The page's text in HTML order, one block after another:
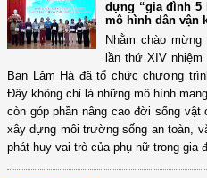
dựng “gia đình 5
mô hình dân vận
Nhằm chào
lần thứ XIV
Ban Lâm Hà đã tổ chức chương
Đây không chỉ là những mô hình
còn góp phần nâng cao đời sống vật
xây dựng môi trường sống an toàn,
phát huy vai trò của phụ nữ trong gia